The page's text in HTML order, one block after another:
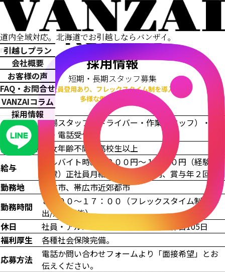
道内全域対応。 北海道でお引越しならバンザイ。
menu
引越しプラン
会社概要
お客様の声
FAQ・お問合せ
VANZAIコラム
採用情報
Recruit
採用情報
短期・長期スタッフ募集
正社員登用あり、フレックスタイム制を導入。
多様な働き方を実現。
募集職種
現場スタッフ（ドライバー・作業スタッフ）・営
業・電話受付
資格・技術
男女年齢不問、高校生以上
給与
アルバイト時給１２００円～１５００円（経験等
考慮）正社員月給２３～３５万円、賞与年２回
勤務地
帯広市、帯広市近郊都市
勤務時間
８：００～１７：００（フレックスタイム制・早
出/遅出可能）
休日
社員・アルバイト（シフト制）年間休日105日
福利厚生
各種社会保険完備。
応募方法
電話か問い合わせフォームより「面接希望」とお
伝えください。